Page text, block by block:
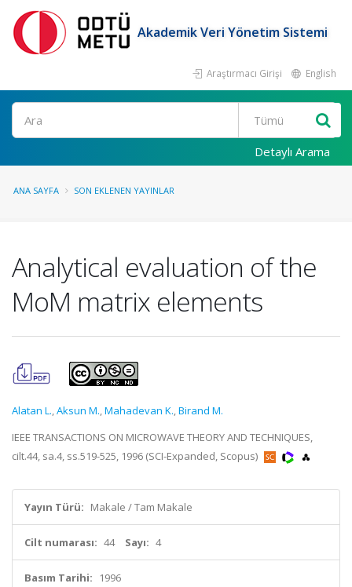
Akademik Veri Yönetim Sistemi
Araştırmacı Girişi English
Ara
Detaylı Arama
ANA SAYFA SON EKLENEN YAYINLAR
Analytical evaluation of the
MoM matrix elements
Alatan L.,Aksun M.,Mahadevan K.,Birand M.
IEEE TRANSACTIONS ON MICROWAVE THEORY AND TECHNIQUES,
cilt.44, sa.4, ss.519-525, 1996 (SCI-Expanded, Scopus)
Yayın Türü: Makale / Tam Makale
Cilt numarası: 44 Sayı: 4
Basım Tarihi: 1996